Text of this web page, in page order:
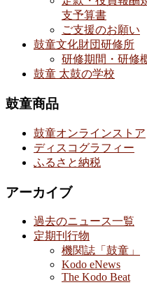
支予算書
ご支援のお願い
鼓童文化財団研修所
研修期間・研修
鼓童 太鼓の学校
鼓童商品
鼓童オンラインストア
ディスコグラフィー
ふるさと納税
アーカイブ
過去のニュース一覧
定期刊行物
機関誌「鼓童」
Kodo eNews
The Kodo Beat